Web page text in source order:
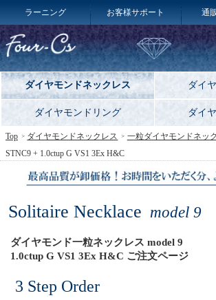
ラーニング お客様サポート 通
ダイヤモンドネックレス ダイ
ダイヤモンドリング ダイ
Solitaire Necklace model 9
ダイヤモンド一粒ネックレス model 9
1.0ctup G VS1 3Ex H&C ご注文ページ
3 Step Order
Top ダイヤモンドネックレス 一粒ダイヤモンドネッ
STNC9 + 1.0ctup G VS1 3Ex H&C